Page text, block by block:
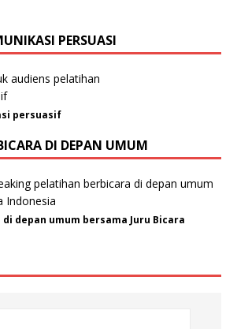
PERSUASI
persuasif
DI DEPAN UMUM
depan umum bersama Juru Bicara